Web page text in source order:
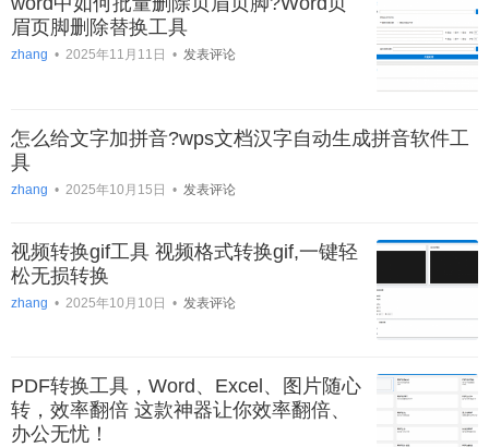
眉页脚删除替换工具
zhang • 2025年11月11日 • 发表评论
怎么给文字加拼音?wps文档汉字自动生成拼音软件工
具
zhang • 2025年10月15日 • 发表评论
视频转换gif工具 视频格式转换gif,一键轻
松无损转换
zhang • 2025年10月10日 • 发表评论
PDF转换工具，Word、Excel、图片随心
转，效率翻倍 这款神器让你效率翻倍、
办公无忧！